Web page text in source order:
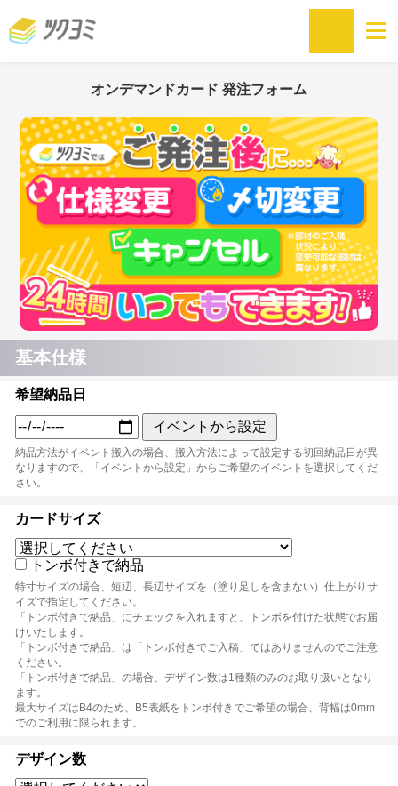
オンデマンドカード 発注フォーム
基本仕様
希望納品日
イベントから設定
納品方法がイベント搬入の場合、搬入方法によって設定する初回納品日が異
なりますので、「イベントから設定」からご希望のイベントを選択してくだ
さい。
カードサイズ
トンボ付きで納品
特寸サイズの場合、短辺、長辺サイズを（塗り足しを含まない）仕上がりサ
イズで指定してください。
「トンボ付きで納品」にチェックを入れますと、トンボを付けた状態でお届
けいたします。
「トンボ付きで納品」は「トンボ付きでご入稿」ではありませんのでご注意
ください。
「トンボ付きで納品」の場合、デザイン数は1種類のみのお取り扱いとなり
ます。
最大サイズはB4のため、B5表紙をトンボ付きでご希望の場合、背幅は0mm
でのご利用に限られます。
デザイン数